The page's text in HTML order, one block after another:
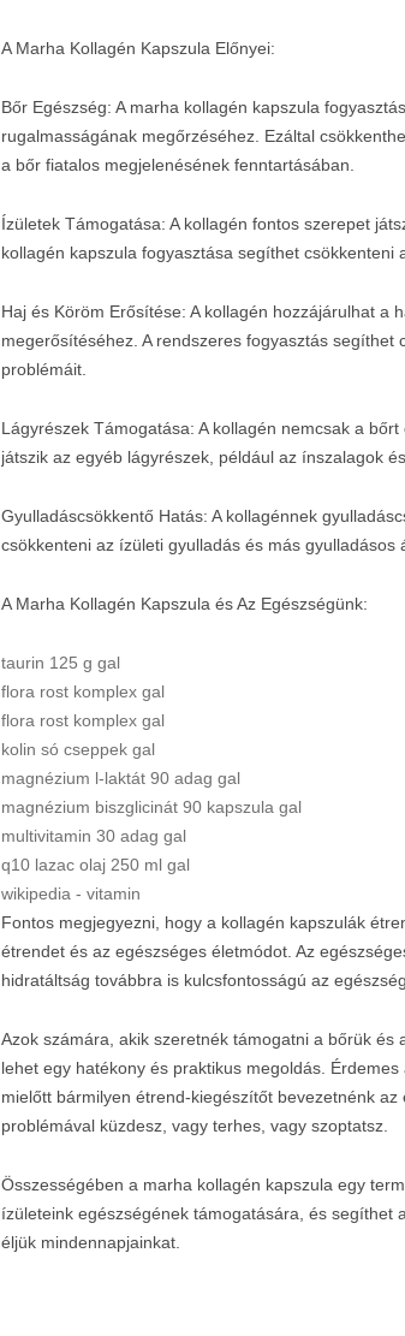
A Marha Kollagén Kapszula Előnyei:
Bőr Egészség: A marha kollagén kapszula
rugalmasságának megőrzéséhez. Ezáltal
a bőr fiatalos megjelenésének fenntartásában.
Ízületek Támogatása: A kollagén fontos szerepet
kollagén kapszula fogyasztása segíthet
Haj és Köröm Erősítése: A kollagén hozzájárulhat a
megerősítéséhez. A rendszeres fogyasztás
problémáit.
Lágyrészek Támogatása: A kollagén nemcsak a
játszik az egyéb lágyrészek, például az ínszalagok
Gyulladáscsökkentő Hatás: A kollagénnek
csökkenteni az ízületi gyulladás és más gyulladásos
A Marha Kollagén Kapszula és Az Egészségünk:
taurin 125 g gal
flora rost komplex gal
flora rost komplex gal
kolin só cseppek gal
magnézium l-laktát 90 adag gal
magnézium biszglicinát 90 kapszula gal
multivitamin 30 adag gal
q10 lazac olaj 250 ml gal
wikipedia - vitamin
Fontos megjegyezni, hogy a kollagén kapszulák
étrendet és az egészséges életmódot. Az
hidratáltság továbbra is kulcsfontosságú az
Azok számára, akik szeretnék támogatni a bőrük
lehet egy hatékony és praktikus megoldás.
mielőtt bármilyen étrend-kiegészítőt bevezetnénk
problémával küzdesz, vagy terhes, vagy szoptatsz.
Összességében a marha kollagén kapszula egy
ízületeink egészségének támogatására, és segíthet
éljük mindennapjainkat.